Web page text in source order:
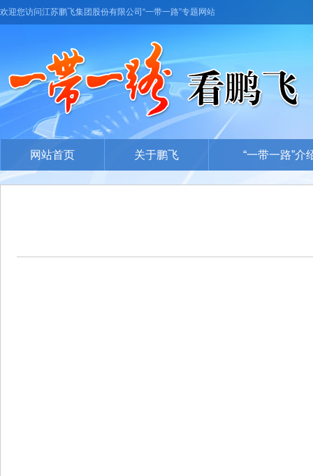
欢迎您访问江苏鹏飞集团股份有限公司“一带一路”专题网站
网站首页 关于鹏飞 “一带一路”介